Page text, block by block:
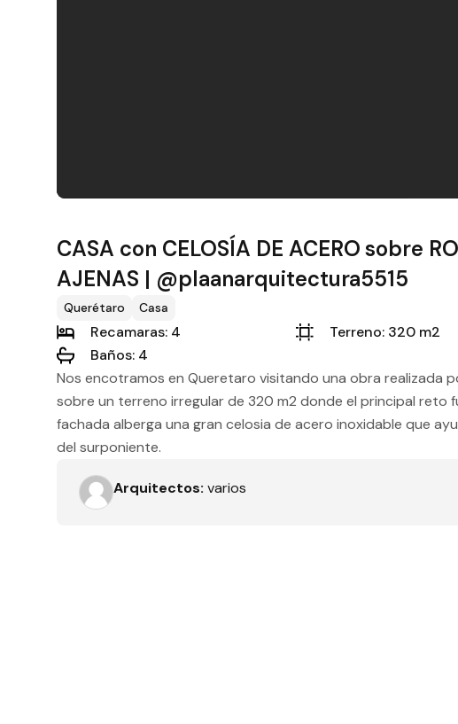
CASA con CELOSÍA DE ACERO sobre
AJENAS | @plaanarquitectura5515
Querétaro Casa
Recamaras: 4
Baños: 4
Terreno: 320 m2
Nos encotramos en Queretaro visitando una obra realizada
sobre un terreno irregular de 320 m2 donde el principal reto
fachada alberga una gran celosia de acero inoxidable que
del surponiente.
Arquitectos: varios
Filtros
Recamaras